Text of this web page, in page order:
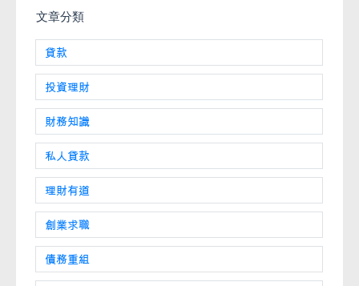
文章分類
貸款
投資理財
財務知識
私人貸款
理財有道
創業求職
債務重組